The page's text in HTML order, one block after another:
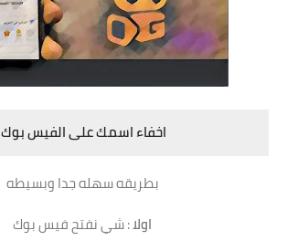
اخفاء اسمك على الفيس بوك
بطريقه سهله جدا وبسيطه
اولا: شي نفتح فيس بوك